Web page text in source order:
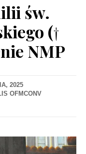
św.
(†
NMP
2025